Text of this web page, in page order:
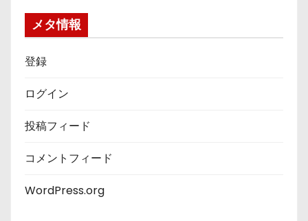
メタ情報
登録
ログイン
投稿フィード
コメントフィード
WordPress.org